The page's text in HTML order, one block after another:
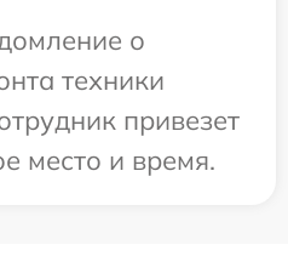
о
техники
привезет
место и время.